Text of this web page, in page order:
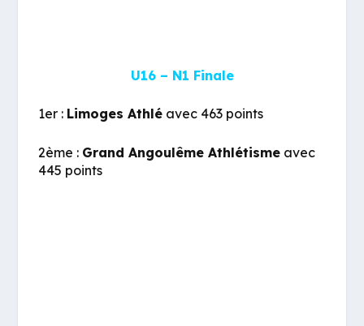
U16 – N1 Finale
1er : Limoges Athlé avec 463 points
2ème : Grand Angoulême Athlétisme avec
445 points